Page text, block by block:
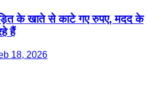
के खाते से काटे गए रुपए, मदद के
हैं
18, 2026